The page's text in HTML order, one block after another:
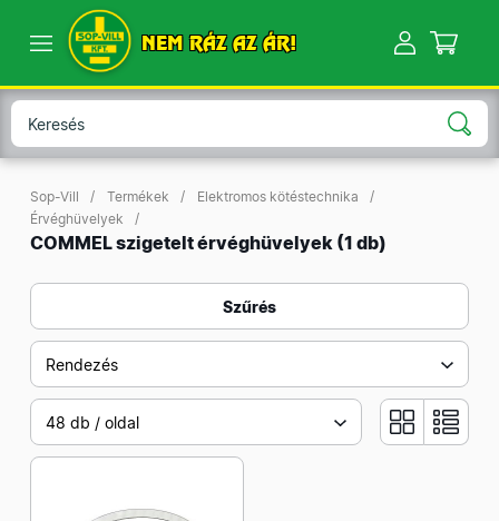
NEM RÁZ AZ ÁR!
Sop-Vill Termékek
Elektromos kötéstechnika
Érvéghüvelyek
COMMEL szigetelt érvéghüvelyek (1 db)
Szűrés
Rendezés
48 db / oldal